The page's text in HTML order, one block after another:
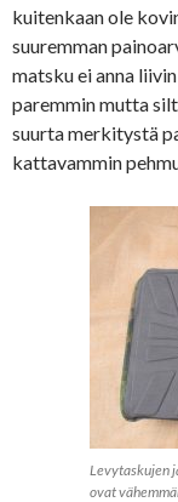
kuitenkaan ole
suuremman
matsku ei anna
paremmin mutta
suurta merkitystä
kattavammin
Levytaskujen
ovat